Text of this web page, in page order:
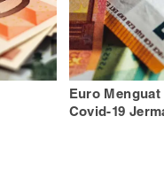
Euro
Covid-19